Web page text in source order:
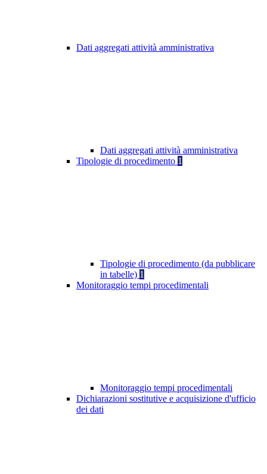
Dati aggregati attività amministrativa
Dati aggregati attività amministrativa
Tipologie di procedimento 1
Tipologie di procedimento (da pubblicare
in tabelle) 1
Monitoraggio tempi procedimentali
Monitoraggio tempi procedimentali
Dichiarazioni sostitutive e acquisizione d'ufficio
dei dati